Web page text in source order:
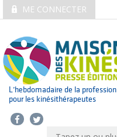
ME CONNECTER
L’hebdomadaire de la profession
pour les kinésithérapeutes